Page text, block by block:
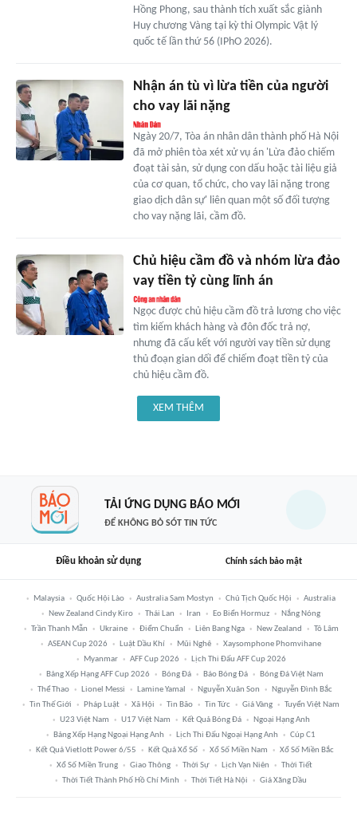
Hồng Phong, sau thành tích xuất sắc giành
Huy chương Vàng tại kỳ thi Olympic Vật lý
quốc tế lần thứ 56 (IPhO 2026).
Nhận án tù vì lừa tiền của người
cho vay lãi nặng
Ngày 20/7, Tòa án nhân dân thành phố Hà Nội
đã mở phiên tòa xét xử vụ án 'Lừa đảo chiếm
đoạt tài sản, sử dụng con dấu hoặc tài liệu giả
của cơ quan, tổ chức, cho vay lãi nặng trong
giao dịch dân sự' liên quan một số đối tượng
cho vay nặng lãi, cầm đồ.
Chủ hiệu cầm đồ và nhóm lừa đảo
vay tiền tỷ cùng lĩnh án
Ngọc được chủ hiệu cầm đồ trả lương cho việc
tìm kiếm khách hàng và đôn đốc trả nợ,
nhưng đã cấu kết với người vay tiền sử dụng
thủ đoạn gian dối để chiếm đoạt tiền tỷ của
chủ hiệu cầm đồ.
XEM THÊM
TẢI ỨNG DỤNG BÁO MỚI
ĐỂ KHÔNG BỎ SÓT TIN TỨC
Điều khoản sử dụng Chính sách bảo mật
Malaysia Quốc Hội Lào Australia Sam Mostyn Chủ Tịch Quốc Hội
Australia
New Zealand Cindy Kiro
Thái Lan Iran Eo Biển Hormuz
Nắng Nóng
Trần Thanh Mẫn
Ukraine Điểm Chuẩn Liên Bang Nga New Zealand
Tô Lâm
ASEAN Cup 2026
Luật Dầu Khí Mũi Nghê
Xaysomphone Phomvihane
Myanmar
AFF Cup 2026
Lịch Thi Đấu AFF Cup 2026
Bảng Xếp Hạng AFF Cup 2026
Bóng Đá Báo Bóng Đá
Bóng Đá Việt Nam
Thể Thao
Lionel Messi Lamine Yamal Nguyễn Xuân Son
Nguyễn Đình Bắc
Tin Thế Giới
Pháp Luật Xã Hội Tin Bão Tin Tức Giá Vàng
Tuyển Việt Nam
U23 Việt Nam
U17 Việt Nam Kết Quả Bóng Đá
Ngoại Hạng Anh
Bảng Xếp Hạng Ngoại Hạng Anh
Lịch Thi Đấu Ngoại Hạng Anh
Cúp C1
Kết Quả Vietlott Power 6/55
Kết Quả Xổ Số Xổ Số Miền Nam
Xổ Số Miền Bắc
Xổ Số Miền Trung
Giao Thông Thời Sự Lịch Vạn Niên
Thời Tiết
Thời Tiết Thành Phố Hồ Chí Minh
Thời Tiết Hà Nội Giá Xăng Dầu